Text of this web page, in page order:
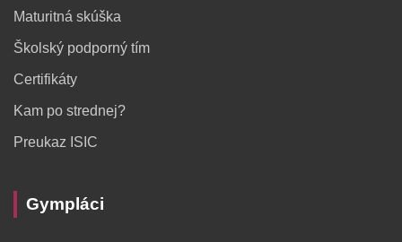
Maturitná skúška
Školský podporný tím
Certifikáty
Kam po strednej?
Preukaz ISIC
Gympláci